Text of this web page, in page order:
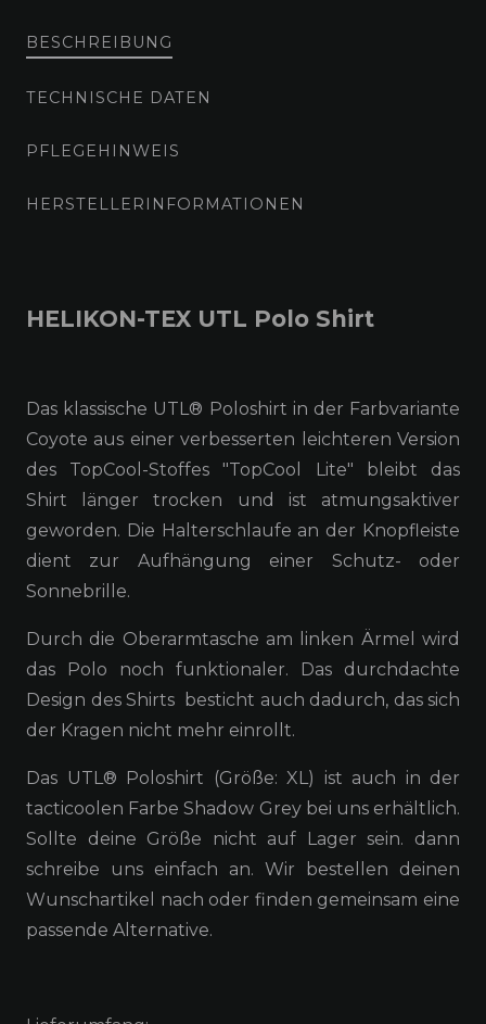
BESCHREIBUNG
TECHNISCHE DATEN
PFLEGEHINWEIS
HERSTELLERINFORMATIONEN
HELIKON-TEX UTL Polo Shirt
Das klassische UTL® Poloshirt in der Farbvariante
Coyote aus einer verbesserten leichteren Version
des TopCool-Stoffes "TopCool Lite" bleibt das
Shirt länger trocken und ist atmungsaktiver
geworden. Die Halterschlaufe an der Knopfleiste
dient zur Aufhängung einer Schutz- oder
Sonnebrille.
Durch die Oberarmtasche am linken Ärmel wird
das Polo noch funktionaler. Das durchdachte
Design des Shirts besticht auch dadurch, das sich
der Kragen nicht mehr einrollt.
Das UTL® Poloshirt (Größe: XL) ist auch in der
tacticoolen Farbe Shadow Grey bei uns erhältlich.
Sollte deine Größe nicht auf Lager sein. dann
schreibe uns einfach an. Wir bestellen deinen
Wunschartikel nach oder finden gemeinsam eine
passende Alternative.